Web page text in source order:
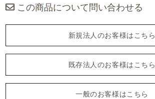
この商品について問い合わせる
新規法人のお客様はこちら
既存法人のお客様はこちら
一般のお客様はこちら